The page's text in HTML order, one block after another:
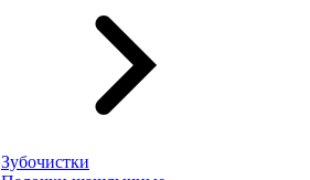
Зубочистки